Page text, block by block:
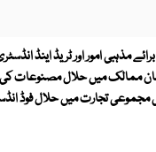
مذہبی امور اور ٹریڈ اینڈ
ممالک میں حلال مصنوعات